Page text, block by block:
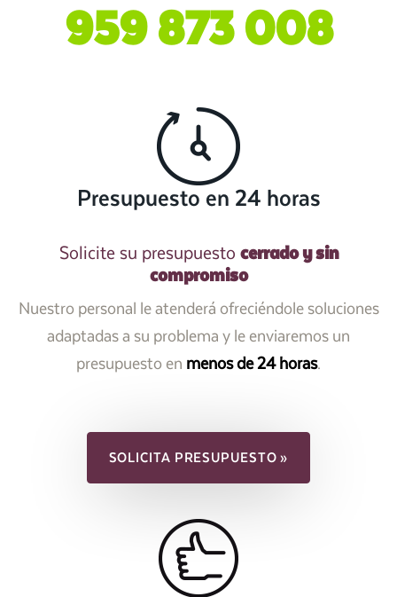
959 873 008
Presupuesto en 24 horas
Solicite su presupuesto cerrado y sin
compromiso
Nuestro personal le atenderá ofreciéndole soluciones
adaptadas a su problema y le enviaremos un
presupuesto en menos de 24 horas.
SOLICITA PRESUPUESTO »